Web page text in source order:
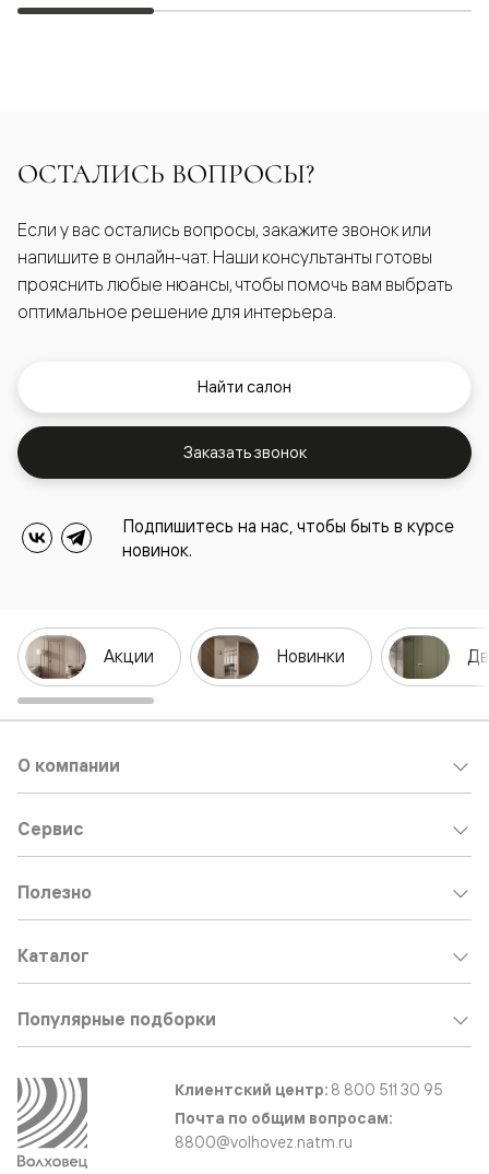
ОСТАЛИСЬ ВОПРОСЫ?
Если у вас остались вопросы, закажите звонок или
напишите в онлайн-чат. Наши консультанты готовы
прояснить любые нюансы, чтобы помочь вам выбрать
оптимальное решение для интерьера.
Найти салон
Заказать звонок
Подпишитесь на нас, чтобы быть в курсе
новинок.
Акции Новинки
О компании
Сервис
Полезно
Каталог
Популярные подборки
Клиентский центр: 8 800 511 30 95
Почта по общим вопросам:
8800@volhovez.natm.ru